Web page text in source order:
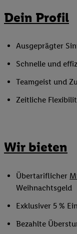
Dein Profil
Ausgeprägter
Schnelle und
Teamgeist und
Zeitliche
Wir bieten
Übertariflicher
Weihnachtsgeld
Exklusiver 5 %
Bezahlte